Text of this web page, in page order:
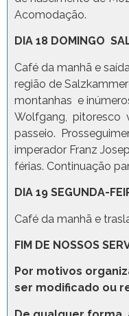
Acomodação.
DIA 18 DOMINGO
Café da manhã e
região de
montanhas e
Wolfgang, pitoresco
passeio.
imperador Franz
férias. Continuação
DIA 19 SEGUNDA-
Café da manhã e
FIM DE NOSSOS
Por motivos
ser modificado ou